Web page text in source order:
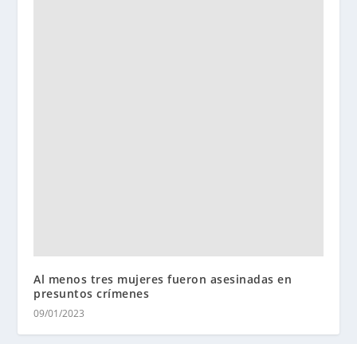
Al menos tres mujeres fueron asesinadas en
presuntos crímenes
09/01/2023